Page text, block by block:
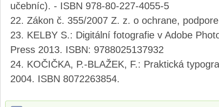
učebníc). - ISBN 978-80-227-4055-5
Zákon č. 355/2007 Z. z. o ochrane,
KELBY S.: Digitální fotografie v Adobe
Press 2013. ISBN: 9788025137932
KOČIČKA, P.-BLAŽEK, F.: Praktická
2004. ISBN 8072263854.